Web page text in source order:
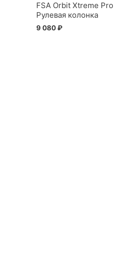
FSA Orbit Xtreme Pro
Рулевая колонка
9 080₽